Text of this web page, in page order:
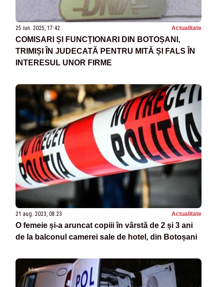
25 iun. 2025, 17:42 Actualitate
COMISARI ȘI FUNCȚIONARI DIN BOTOȘANI,
TRIMIȘI ÎN JUDECATĂ PENTRU MITĂ ȘI FALS ÎN
INTERESUL UNOR FIRME
21 aug. 2023, 08:23 Actualitate
O femeie și-a aruncat copiii în vârstă de 2 și 3 ani
de la balconul camerei sale de hotel, din Botoșani